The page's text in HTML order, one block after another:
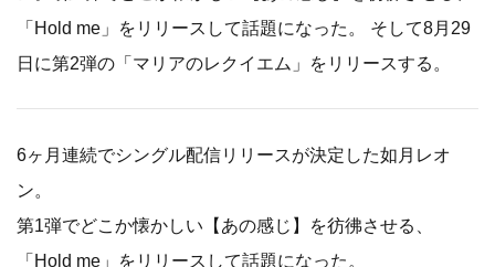
「Hold me」をリリースして話題になった。 そして8月29
日に第2弾の「マリアのレクイエム」をリリースする。
6ヶ月連続でシングル配信リリースが決定した如月レオ
ン。
第1弾でどこか懐かしい【あの感じ】を彷彿させる、
「Hold me」をリリースして話題になった。